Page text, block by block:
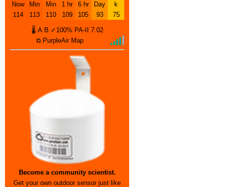
Now
114
Min
113
Min
110
1 hr
109
6 hr
105
Day
93
k
75
🌡 A B ✓100% PA-II
7.02
⧉ PurpleAir Map
Become a community scientist.
Get your own outdoor sensor just like